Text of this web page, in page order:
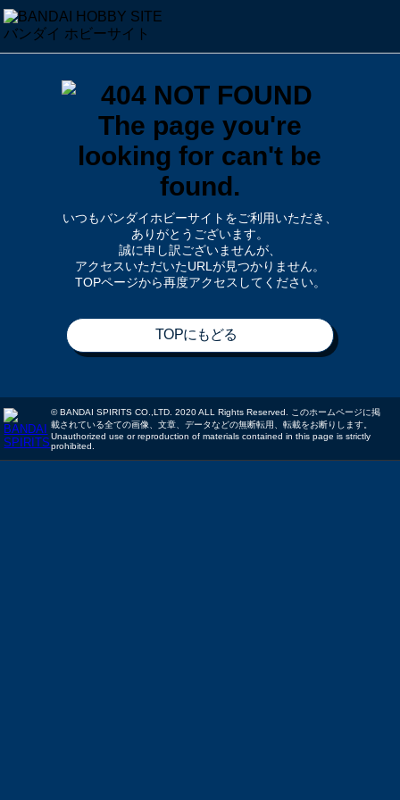
いつもバンダイホビーサイトをご利用いただき、
ありがとうございます。
誠に申し訳ございませんが、
アクセスいただいたURLが見つかりません。
TOPページから再度アクセスしてください。
TOPにもどる
© BANDAI SPIRITS CO.,LTD. 2020 ALL Rights Reserved. このホームページに掲
載されている全ての画像、文章、データなどの無断転用、転載をお断りします。
Unauthorized use or reproduction of materials contained in this page is strictly
prohibited.